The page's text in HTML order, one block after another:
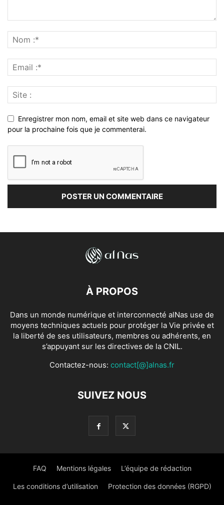
Enregistrer mon nom, email et site web dans ce navigateur
pour la prochaine fois que je commenterai.
À PROPOS
Dans un monde numérique et interconnecté alNas use de
moyens techniques actuels pour protéger la Vie privée et
la liberté de ses utilisateurs, membres ou adhérents, en
s’appuyant sur les directives de la CNIL.
Contactez-nous: contact[@]alnas.fr
SUIVEZ NOUS
FAQ Mentions légales L’équipe de rédaction
Les conditions d’utilisation Protection des données (RGPD)